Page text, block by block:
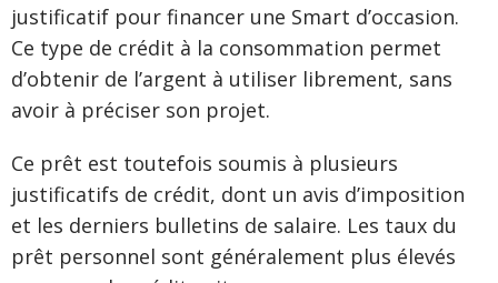
justificatif pour financer une Smart d’occasion.
Ce type de crédit à la consommation permet
d’obtenir de l’argent à utiliser librement, sans
avoir à préciser son projet.
Ce prêt est toutefois soumis à plusieurs
justificatifs de crédit, dont un avis d’imposition
et les derniers bulletins de salaire. Les taux du
prêt personnel sont généralement plus élevés